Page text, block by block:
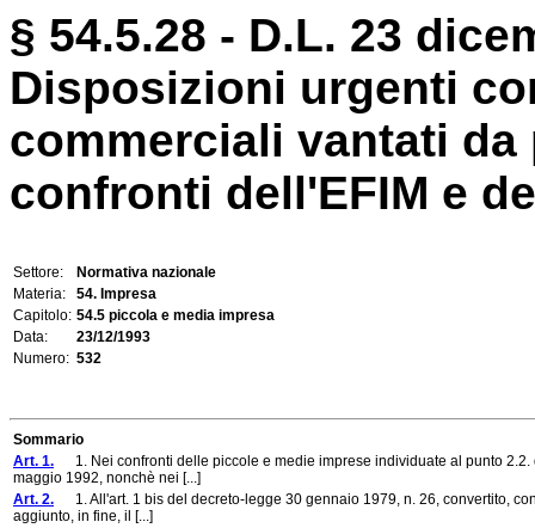
§ 54.5.28 - D.L. 23
Disposizioni urgenti
commerciali vantati
confronti dell'EFIM e
Settore:
Normativa nazionale
Materia:
54. Impresa
Capitolo: 54.5 piccola e media impresa
Data:
23/12/1993
Numero: 532
Sommario
Art. 1. 1. Nei confronti delle piccole e medie imprese individuate al punto
maggio 1992, nonchè nei [...]
Art. 2. 1. All'art. 1 bis del decreto-legge 30 gennaio 1979, n. 26, convertito,
aggiunto, in fine, il [...]